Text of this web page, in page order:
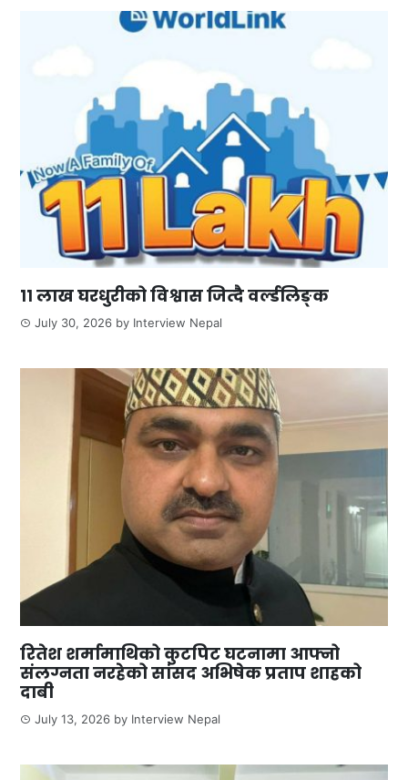
११ लाख घरधुरीको विश्वास जित्दै वर्ल्डलिङ्क
July 30, 2026 by Interview Nepal
रितेश शर्मामाथिको कुटपिट घटनामा आफ्नो
संलग्नता नरहेको सांसद अभिषेक प्रताप शाहको
दाबी
July 13, 2026 by Interview Nepal